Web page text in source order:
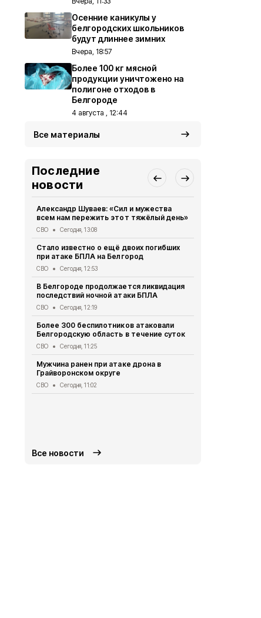
Осенние каникулы у
белгородских школьников
будут длиннее зимних
Вчера, 18:57
Более 100 кг мясной
продукции уничтожено на
полигоне отходов в
Белгороде
4 августа , 12:44
Все материалы
Последние
новости
Александр Шуваев: «Сил и мужества
всем нам пережить этот тяжёлый день»
СВО Сегодня, 13:08
Стало известно о ещё двоих погибших
при атаке БПЛА на Белгород
СВО Сегодня, 12:53
В Белгороде продолжается ликвидация
последствий ночной атаки БПЛА
СВО Сегодня, 12:19
Более 300 беспилотников атаковали
Белгородскую область в течение суток
СВО Сегодня, 11:25
Мужчина ранен при атаке дрона в
Грайворонском округе
СВО Сегодня, 11:02
Все новости